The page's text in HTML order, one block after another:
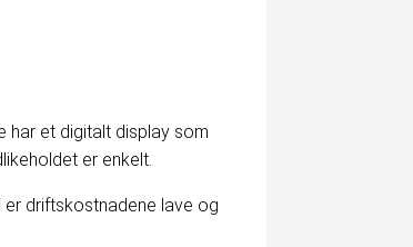
har et digitalt display som
er enkelt.
driftskostnadene lave og